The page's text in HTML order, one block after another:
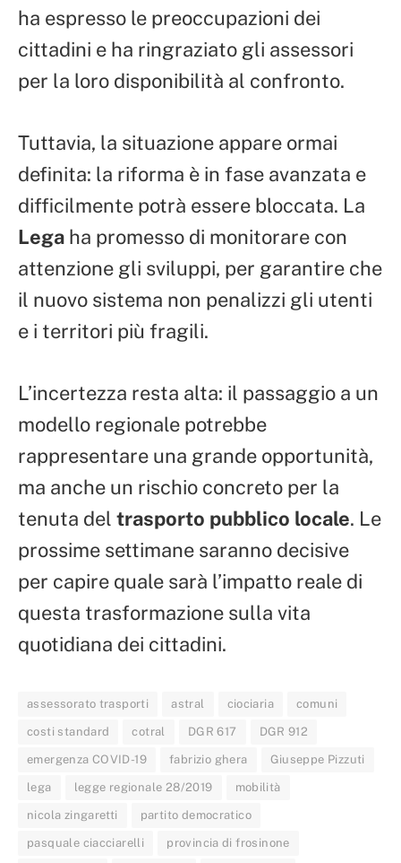
ha espresso le preoccupazioni dei
cittadini e ha ringraziato gli assessori
per la loro disponibilità al confronto.
Tuttavia, la situazione appare ormai
definita: la riforma è in fase avanzata e
difficilmente potrà essere bloccata. La
Lega ha promesso di monitorare con
attenzione gli sviluppi, per garantire che
il nuovo sistema non penalizzi gli utenti
e i territori più fragili.
L’incertezza resta alta: il passaggio a un
modello regionale potrebbe
rappresentare una grande opportunità,
ma anche un rischio concreto per la
tenuta del trasporto pubblico locale. Le
prossime settimane saranno decisive
per capire quale sarà l’impatto reale di
questa trasformazione sulla vita
quotidiana dei cittadini.
assessorato trasporti astral ciociaria comuni
costi standard cotral DGR 617 DGR 912
emergenza COVID-19 fabrizio ghera Giuseppe Pizzuti
lega legge regionale 28/2019 mobilità
nicola zingaretti partito democratico
pasquale ciacciarelli provincia di frosinone